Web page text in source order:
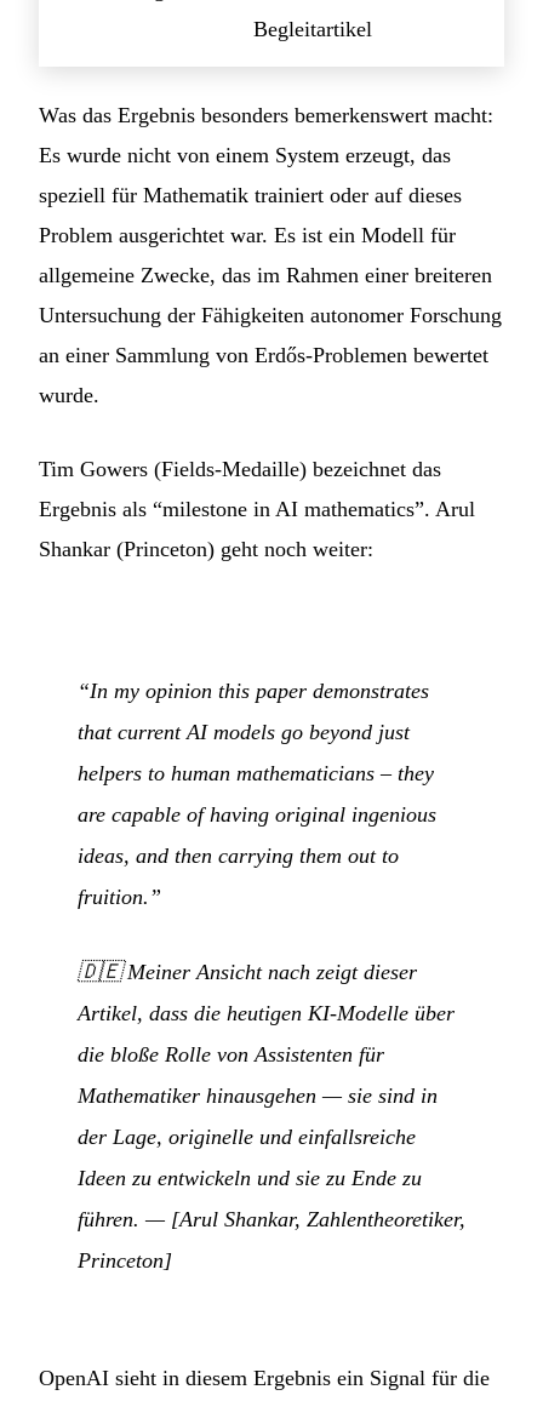
Begleitartikel
Was das Ergebnis besonders bemerkenswert macht:
Es wurde nicht von einem System erzeugt, das
speziell für Mathematik trainiert oder auf dieses
Problem ausgerichtet war. Es ist ein Modell für
allgemeine Zwecke, das im Rahmen einer breiteren
Untersuchung der Fähigkeiten autonomer Forschung
an einer Sammlung von Erdős-Problemen bewertet
wurde.
Tim Gowers (Fields-Medaille) bezeichnet das
Ergebnis als “milestone in AI mathematics”. Arul
Shankar (Princeton) geht noch weiter:
“In my opinion this paper demonstrates
that current AI models go beyond just
helpers to human mathematicians – they
are capable of having original ingenious
ideas, and then carrying them out to
fruition.”
🇩🇪Meiner Ansicht nach zeigt dieser
Artikel, dass die heutigen KI-Modelle über
die bloße Rolle von Assistenten für
Mathematiker hinausgehen — sie sind in
der Lage, originelle und einfallsreiche
Ideen zu entwickeln und sie zu Ende zu
führen. — [Arul Shankar, Zahlentheoretiker,
Princeton]
OpenAI sieht in diesem Ergebnis ein Signal für die